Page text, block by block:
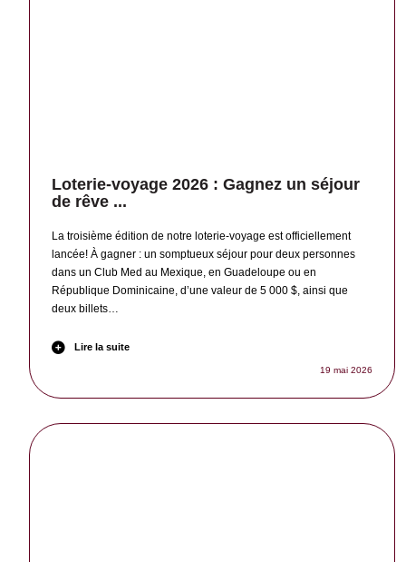
Loterie-voyage 2026 : Gagnez un séjour
de rêve ...
La troisième édition de notre loterie-voyage est officiellement
lancée! À gagner : un somptueux séjour pour deux personnes
dans un Club Med au Mexique, en Guadeloupe ou en
République Dominicaine, d’une valeur de 5 000 $, ainsi que
deux billets…
Lire la suite
19 mai 2026